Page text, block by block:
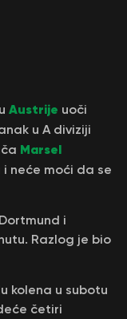
Austrije uoči
u A diviziji
Marsel
neće moći da se
i
Razlog je bio
kolena u subotu
četiri